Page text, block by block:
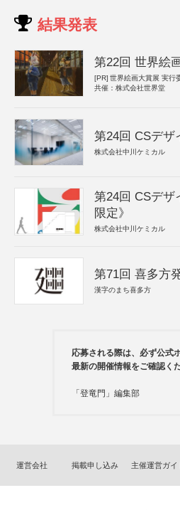
結果発表
第22回 世界絵
[PR] 世界絵画大賞展 実行
共催：株式会社世界堂
第24回 CSデザ
株式会社中川ケミカル
第24回 CSデザ
限定》
株式会社中川ケミカル
第71回 喜多方
漢字のまち喜多方
応募される際は、必ず公式
最新の開催情報をご確認く
「登竜門」編集部
運営会社 掲載申し込み 主催運営ガイ